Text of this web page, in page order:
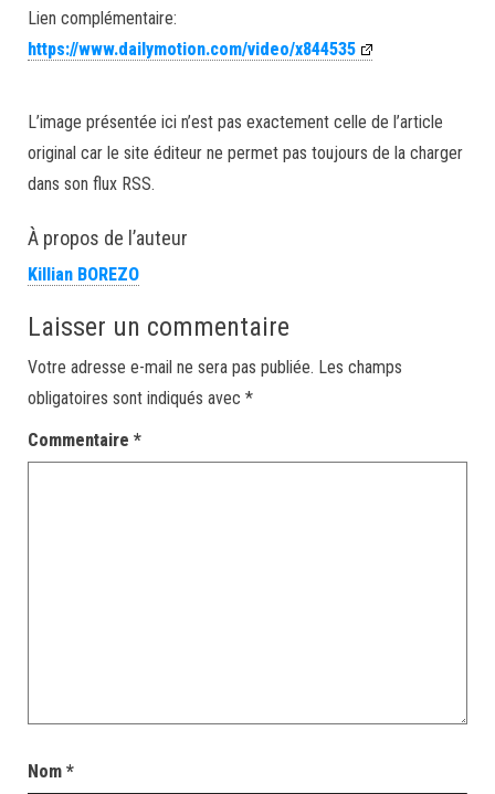
Lien complémentaire:
https://www.dailymotion.com/video/x844535
L’image présentée ici n’est pas exactement celle de l’article
original car le site éditeur ne permet pas toujours de la charger
dans son flux RSS.
À propos de l’auteur
Killian BOREZO
Laisser un commentaire
Votre adresse e-mail ne sera pas publiée. Les champs
obligatoires sont indiqués avec *
Commentaire *
Nom *